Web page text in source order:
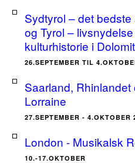
Sydtyrol – det bedste
og Tyrol –
kulturhistorie i
26.SEPTEMBER TIL
Saarland,
Lorraine
27.SEPTEMBER - 4.OKTOBER
London - Musikalsk
10.-17.OKTOBER